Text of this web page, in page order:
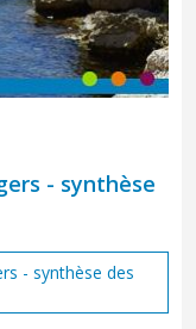
- synthèse
- synthèse des